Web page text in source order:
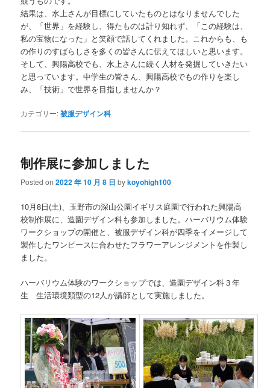
結果は、水上さんが目標にしていたものとはなりませんでした
が、「世界」を経験し、得たものは計り知れず、「この経験は、
私の宝物になった」と笑顔で話してくれました。これからも、も
の作りのすばらしさを多くの皆さんに伝えてほしいと思います。
そして、興陽高校でも、水上さんに続く人材を発掘していきたい
と思っています。中学生の皆さん、興陽高校でもの作りを楽し
み、「技術」で世界を目指しませんか？
カテゴリー:被服デザイン科
制作展に参加しました
Posted on2022 年 10 月 8 日 bykoyohigh100
10月8日(土)、玉野市の深山公園イギリス庭園で行われた興陽高
校制作展に、造園デザイン科も参加しました。ハーバリウム体験
ワークショップの開催と、被服デザイン科が四季をイメージして
製作したワンピースに合わせたフラワーアレンジメントを作製し
ました。
ハーバリウム体験のワークショップでは、造園デザイン科３年
生 生活環境類型の12人が講師として実施しました。